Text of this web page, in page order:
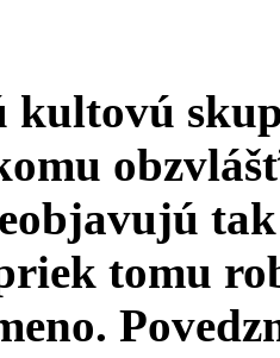
tomu